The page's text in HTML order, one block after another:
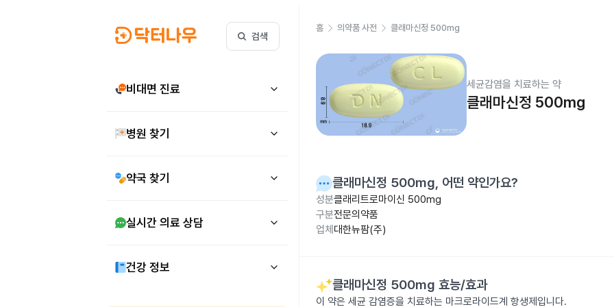
검색
비대면 진료
병원 찾기
약국 찾기
실시간 의료 상담
건강 정보
홈 의약품 사전 클래마신정 500mg
세균감염을 치료하는 약
클래마신정 500mg
클래마신정 500mg, 어떤 약인가요?
성분클래리트로마이신 500mg
구분전문의약품
업체 대한뉴팜(주)
클래마신정 500mg 효능/효과
이 약은 세균 감염증을 치료하는 마크로라이드계 항생제입니다.